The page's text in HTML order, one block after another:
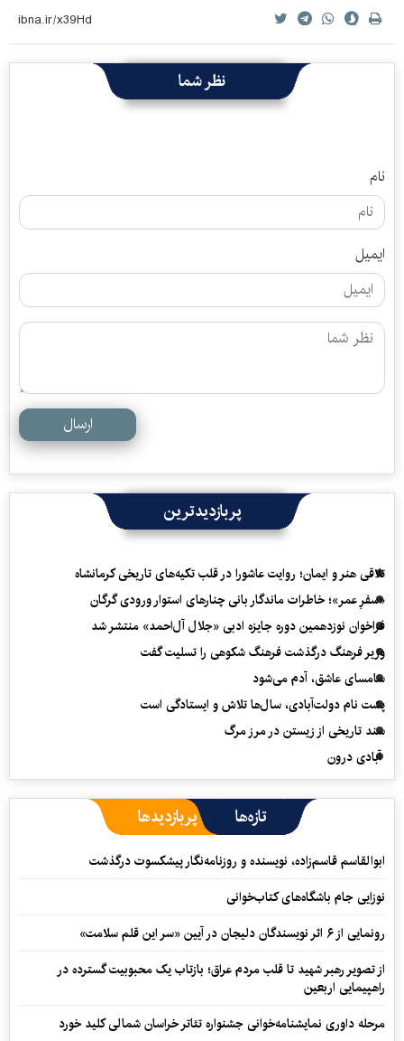
نظر شما
نام
ایمیل
ارسال
پربازدیدترین
تلاقی هنر و ایمان؛ روایت عاشورا در قلب تکیه‌های تاریخی کرمانشاه
«سفرِ عمر»؛ خاطرات ماندگار بانی چنارهای استوار ورودی گرگان
فراخوان نوزدهمین دوره جایزه ادبی «جلال آل‌احمد» منتشر شد
وزیر فرهنگ درگذشت فرهنگ شکوهی را تسلیت گفت
سامسای عاشق، آدم می‌شود
پشت نام دولت‌آبادی، سال‌ها تلاش و ایستادگی است
سند تاریخی از زیستن در مرز مرگ
آبادی درون
تازه‌ها پربازدیدها
ابوالقاسم قاسم‌زاده، نویسنده و روزنامه‌نگار پیشکسوت درگذشت
نوزایی جام باشگاه‌های کتاب‌خوانی
رونمایی از ۶ اثر نویسندگان دلیجان در آیین «سر این قلم سلامت»
از تصویر رهبر شهید تا قلب مردم عراق؛ بازتاب یک محبوبیت گسترده در
راهپیمایی اربعین
مرحله داوری نمایشنامه‌خوانی جشنواره تئاتر خراسان شمالی کلید خورد